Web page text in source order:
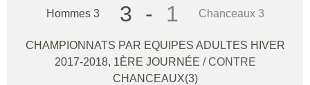
Hommes 3 3 - 1 Chanceaux 3
CHAMPIONNATS PAR EQUIPES ADULTES HIVER
2017-2018, 1ÈRE JOURNÉE / CONTRE
CHANCEAUX(3)